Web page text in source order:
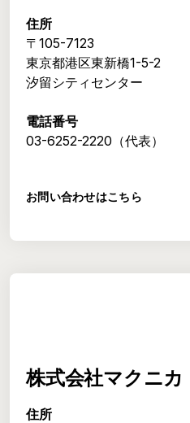
住所
〒105-7123
東京都港区東新橋1-5-2
汐留シティセンター
電話番号
03-6252-2220（代表）
お問い合わせはこちら
株式会社マクニカ
住所